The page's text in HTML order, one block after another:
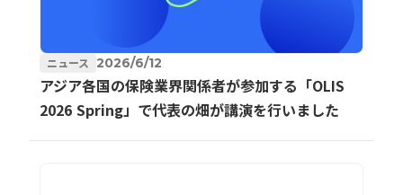
ニュース 2026/6/12
アジア各国の保険業界関係者が参加する「OLIS
2026 Spring」で代表の畑が講演を行いました